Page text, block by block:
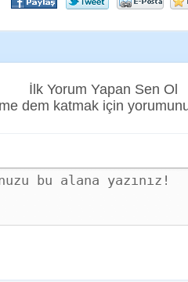
İlk Yorum Yapan Sen Ol
dem katmak için